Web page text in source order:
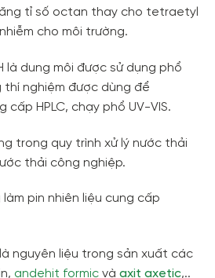
tỉ số octan thay cho tetraetyl
cho môi trường.
là dung môi được sử dụng phổ
nghiệm được dùng để
cấp HPLC, chạy phổ UV-VIS.
trong quy trình xử lý nước thải
thải công nghiệp.
pin nhiên liệu cung cấp
nguyên liệu trong sản xuất các
andehit formic và axit axetic,..